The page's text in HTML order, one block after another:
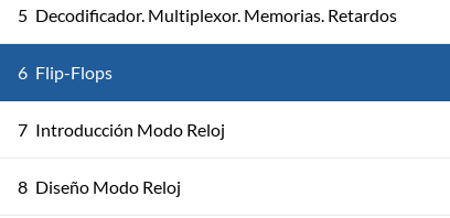
5 Decodificador. Multiplexor. Memorias. Retardos
6 Flip-Flops
7 Introducción Modo Reloj
8 Diseño Modo Reloj